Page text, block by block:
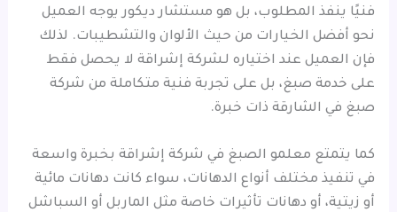
فنيًا ينفذ المطلوب، بل هو مستشار ديكور يوجه العميل
نحو أفضل الخيارات من حيث الألوان والتشطيبات. لذلك
فإن العميل عند اختياره لـشركة إشراقة لا يحصل فقط
على خدمة صبغ، بل على تجربة فنية متكاملة من شركة
صبغ في الشارقة ذات خبرة.
كما يتمتع معلمو الصبغ في شركة إشراقة بخبرة واسعة
في تنفيذ مختلف أنواع الدهانات، سواء كانت دهانات مائية
أو زيتية، أو دهانات تأثيرات خاصة مثل الماربل أو السباشل